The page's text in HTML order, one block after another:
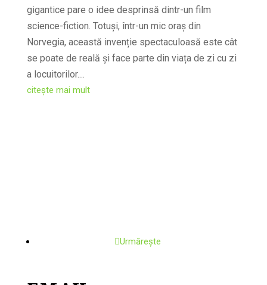
gigantice pare o idee desprinsă dintr-un film
science-fiction. Totuși, într-un mic oraș din
Norvegia, această invenție spectaculoasă este cât
se poate de reală și face parte din viața de zi cu zi
a locuitorilor....
citește mai mult
Urmărește